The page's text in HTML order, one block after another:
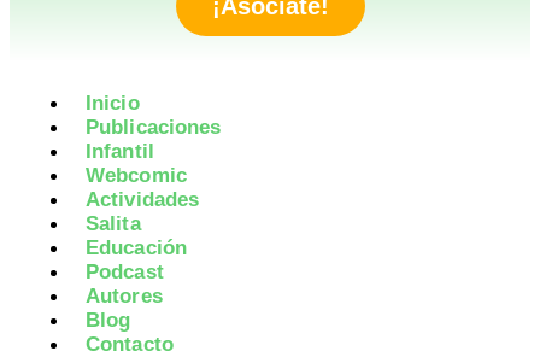
¡Asóciate!
Inicio
Publicaciones
Infantil
Webcomic
Actividades
Salita
Educación
Podcast
Autores
Blog
Contacto